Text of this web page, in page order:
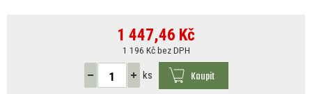
1 447,46 Kč
1 196 Kč bez DPH
ks Koupit